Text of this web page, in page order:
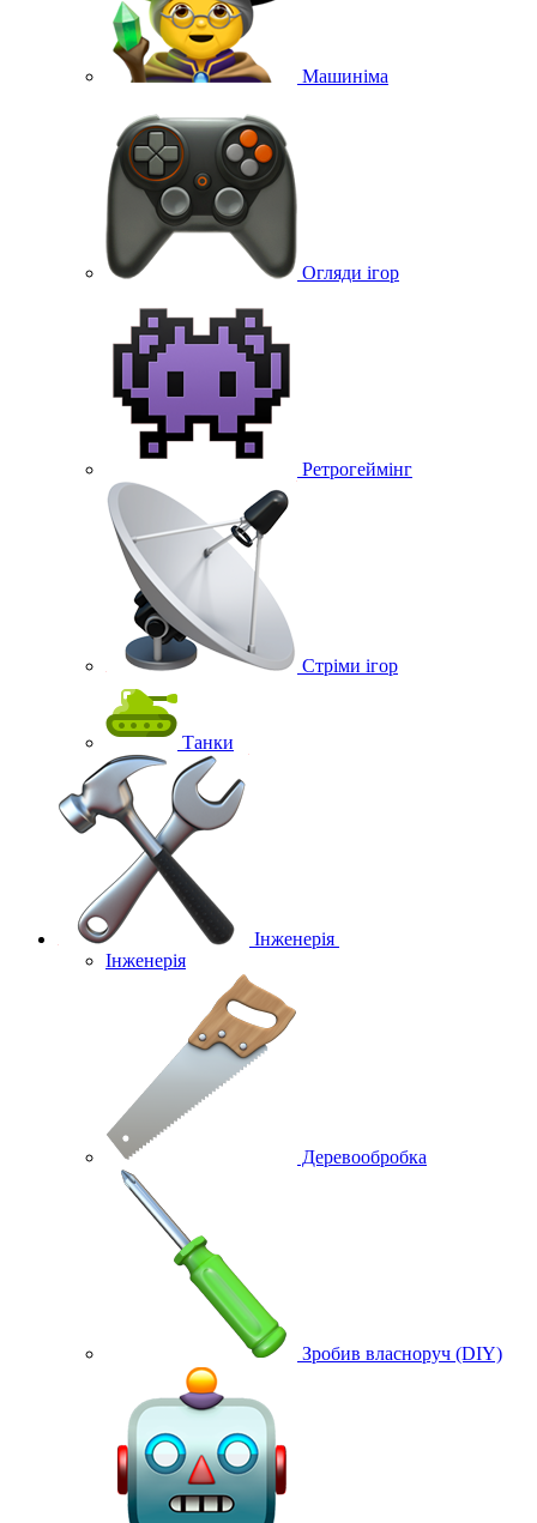
Машиніма
Огляди ігор
Ретрогеймінг
Стріми ігор
Танки
Інженерія
Інженерія
Деревообробка
Зробив власноруч (DIY)